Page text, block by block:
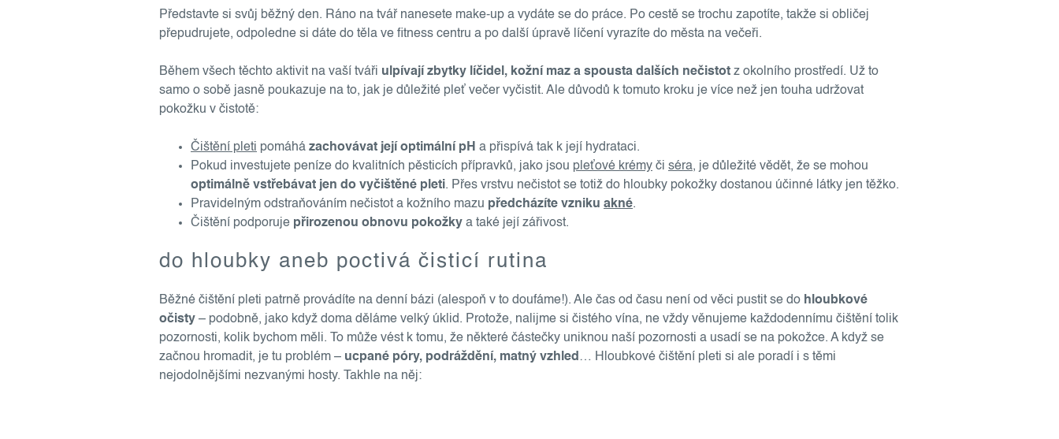
Představte si svůj běžný den. Ráno na tvář nanesete make-up a vydáte se do práce. Po cestě se trochu zapotíte, takže si obličej
přepudrujete, odpoledne si dáte do těla ve fitness centru a po další úpravě líčení vyrazíte do města na večeři.
Během všech těchto aktivit na vaší tváři ulpívají zbytky líčidel, kožní maz a spousta dalších nečistot z okolního prostředí. Už to
samo o sobě jasně poukazuje na to, jak je důležité pleť večer vyčistit. Ale důvodů k tomuto kroku je více než jen touha udržovat
pokožku v čistotě:
Čištění pleti pomáhá zachovávat její optimální pH a přispívá tak k její hydrataci.
Pokud investujete peníze do kvalitních pěsticích přípravků, jako jsou pleťové krémy či séra, je důležité vědět, že se mohou
optimálně vstřebávat jen do vyčištěné pleti. Přes vrstvu nečistot se totiž do hloubky pokožky dostanou účinné látky jen těžko.
Pravidelným odstraňováním nečistot a kožního mazu předcházíte vzniku akné.
Čištění podporuje přirozenou obnovu pokožky a také její zářivost.
do hloubky aneb poctivá čisticí rutina
Běžné čištění pleti patrně provádíte na denní bázi (alespoň v to doufáme!). Ale čas od času není od věci pustit se do hloubkové
očisty – podobně, jako když doma děláme velký úklid. Protože, nalijme si čistého vína, ne vždy věnujeme každodennímu čištění tolik
pozornosti, kolik bychom měli. To může vést k tomu, že některé částečky uniknou naší pozornosti a usadí se na pokožce. A když se
začnou hromadit, je tu problém – ucpané póry, podráždění, matný vzhled… Hloubkové čištění pleti si ale poradí i s těmi
nejodolnějšími nezvanými hosty. Takhle na něj: